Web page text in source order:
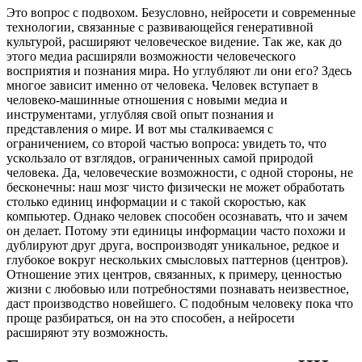
Это вопрос с подвохом. Безусловно, нейросети и современные
технологии, связанные с развивающейся генеративной
культурой, расширяют человеческое видение. Так же, как до
этого медиа расширяли возможности человеческого
восприятия и познания мира. Но углубляют ли они его? Здесь
многое зависит именно от человека. Человек вступает в
человеко-машинные отношения с новыми медиа и
инструментами, углубляя свой опыт познания и
представления о мире. И вот мы сталкиваемся с
ограничением, со второй частью вопроса: увидеть то, что
ускользало от взглядов, ограниченных самой природой
человека. Да, человеческие возможности, с одной стороны, не
бесконечны: наш мозг чисто физически не может обработать
столько единиц информации и с такой скоростью, как
компьютер. Однако человек способен осознавать, что и зачем
он делает. Потому эти единицы информации часто похожи и
дублируют друг друга, воспроизводят уникальное, редкое и
глубокое вокруг нескольких смысловых паттернов (центров).
Отношение этих центров, связанных, к примеру, ценностью
жизни с любовью или потребностями познавать неизвестное,
даст производство новейшего. С подобным человеку пока что
проще разбираться, он на это способен, а нейросети
расширяют эту возможность.